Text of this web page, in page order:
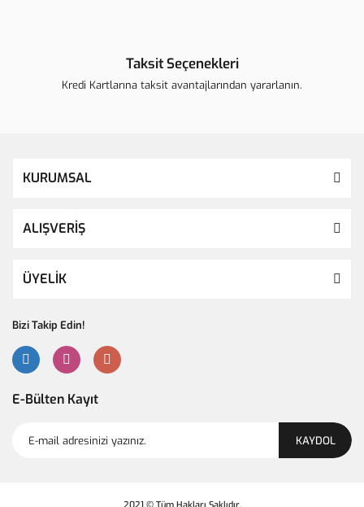
Taksit Seçenekleri
Kredi Kartlarına taksit avantajlarından yararlanın.
KURUMSAL
ALIŞVERİŞ
ÜYELİK
Bizi Takip Edin!
E-Bülten Kayıt
KAYDOL